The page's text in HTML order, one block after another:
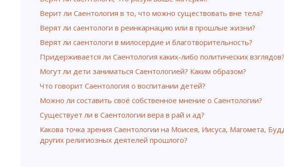
Верит ли Саентология в то, что можно существовать вне тела?
Верят ли саентологи в реинкарнацию или в прошлые жизни?
Верят ли саентологи в милосердие и благотворительность?
Придерживается ли Саентология каких-либо политических взглядов?
Могут ли дети заниматься Саентологией? Каким образом?
Что говорит Саентология о воспитании детей?
Можно ли составить своё собственное мнение о Саентологии?
Существует ли в Саентологии вера в рай и ад?
Какова точка зрения Саентологии на Моисея, Иисуса, Магомета,
других религиозных деятелей прошлого?